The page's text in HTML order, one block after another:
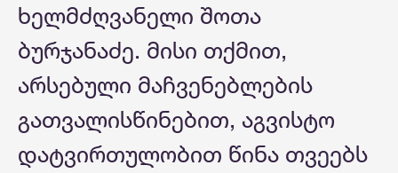
ხელმძღვანელი შოთა
ბურჯანაძე. მისი თქმით,
არსებული მაჩვენებლების
გათვალისწინებით, აგვისტო
დატვირთულობით წინა თვეებს